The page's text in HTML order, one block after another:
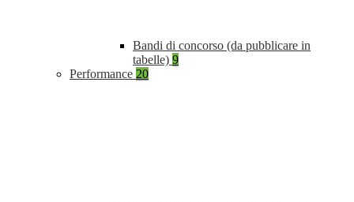
Bandi di concorso (da pubblicare in
tabelle) 9
Performance 20